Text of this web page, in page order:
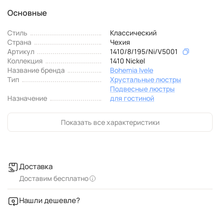
Основные
Стиль
Классический
Страна
Чехия
Артикул
1410/8/195/Ni/V5001
Коллекция
1410 Nickel
Название бренда
Bohemia Ivele
Тип
Хрустальные люстры
Подвесные люстры
Назначение
для гостиной
Показать все характеристики
Доставка
Доставим бесплатно
Нашли дешевле?